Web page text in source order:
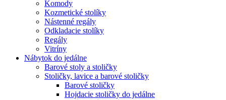
Komody
Kozmetické stolíky
Nástenné regály
Odkladacie stolíky
Regály
Vitríny
Nábytok do jedálne
Barové stoly a stoličky
Stoličky, lavice a barové stoličky
Barové stoličky
Hojdacie stoličky do jedálne